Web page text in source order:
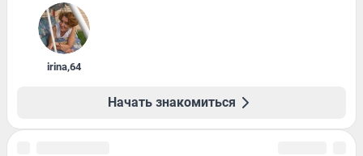
irina,64
Начать знакомиться